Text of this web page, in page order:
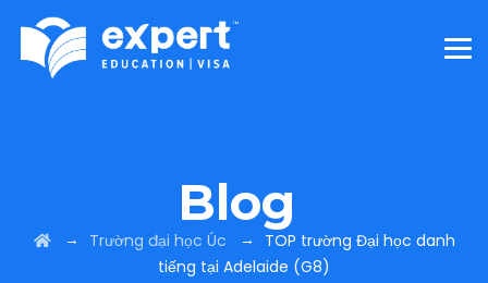
Blog
→ Trường đại học Úc →
TOP trường Đại học danh
tiếng tại Adelaide (G8)